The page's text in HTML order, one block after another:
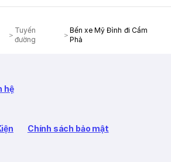
Tuyến
đường
Bến xe Mỹ Đình đi Cẩm
Phả
hệ
Chính sách bảo mật